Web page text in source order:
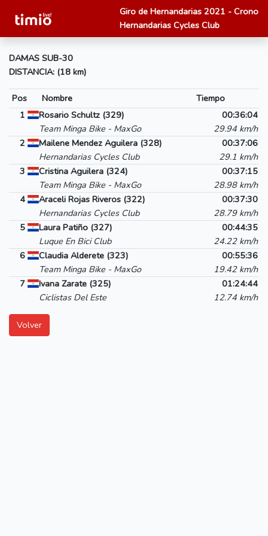
Giro de Hernandarias 2021 - Crono
Hernandarias Cycles Club
DAMAS SUB-30
DISTANCIA: (18 km)
Pos Nombre
Tiempo
1
Rosario Schultz (329)
Team Minga Bike - MaxGo
00:36:04
29.94 km/h
2
Mailene Mendez Aguilera (328)
Hernandarias Cycles Club
00:37:06
29.1 km/h
3
Cristina Aguilera (324)
Team Minga Bike - MaxGo
00:37:15
28.98 km/h
4
Araceli Rojas Riveros (322)
Hernandarias Cycles Club
00:37:30
28.79 km/h
5
Laura Patiño (327)
Luque En Bici Club
00:44:35
24.22 km/h
6
Claudia Alderete (323)
Team Minga Bike - MaxGo
00:55:36
19.42 km/h
7
Ivana Zarate (325)
Ciclistas Del Este
01:24:44
12.74 km/h
Volver